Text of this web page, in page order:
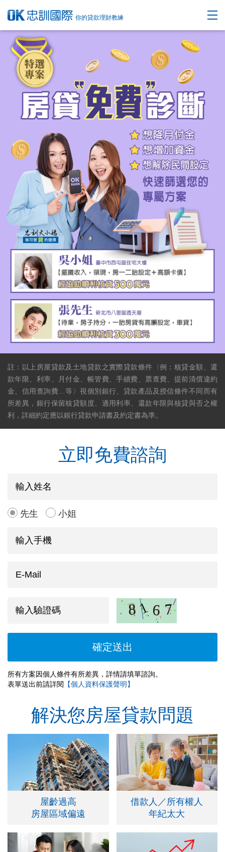
你的貸款理財教練
註：以上房屋貸款及土地貸款之實際貸款條件〈例：核貸金額、還
款年限、利率、月付金、帳管費、手續費、票查費、提前清償違約
金、信用查詢費…等〉視個別銀行、貸款產品及授信條件不同而有
所差異，銀行保留核貸額度、適用利率、還款年限與核貸與否之權
利，詳細約定應以銀行貸款申請書及約定書為準。
立即免費諮詢
先生 小姐
所有方案因個人條件有所差異，詳情請填單諮詢。
表單送出前請詳閱 【個人資料保護聲明】
解決您房屋貸款問題
屋齡過高
房屋區域偏遠
借款人／所有權人
年紀太大